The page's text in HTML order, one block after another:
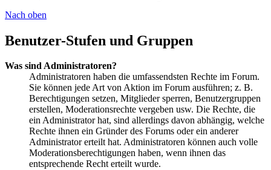
Nach oben
Benutzer-Stufen und Gruppen
Was sind Administratoren?
Administratoren haben die umfassendsten Rechte im Forum.
Sie können jede Art von Aktion im Forum ausführen; z. B.
Berechtigungen setzen, Mitglieder sperren, Benutzergruppen
erstellen, Moderationsrechte vergeben usw. Die Rechte, die
ein Administrator hat, sind allerdings davon abhängig, welche
Rechte ihnen ein Gründer des Forums oder ein anderer
Administrator erteilt hat. Administratoren können auch volle
Moderationsberechtigungen haben, wenn ihnen das
entsprechende Recht erteilt wurde.